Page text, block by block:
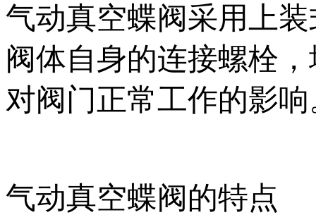
气动真空蝶阀采用上装式
阀体自身的连接螺栓
对阀门正常工作的影响
气动真空蝶阀的特点